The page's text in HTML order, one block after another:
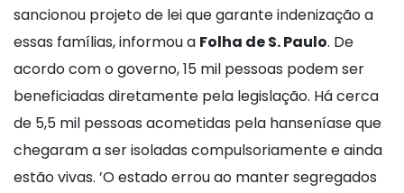
sancionou projeto de lei que garante indenização a
essas famílias, informou a Folha de S. Paulo. De
acordo com o governo, 15 mil pessoas podem ser
beneficiadas diretamente pela legislação. Há cerca
de 5,5 mil pessoas acometidas pela hanseníase que
chegaram a ser isoladas compulsoriamente e ainda
estão vivas. ’O estado errou ao manter segregados